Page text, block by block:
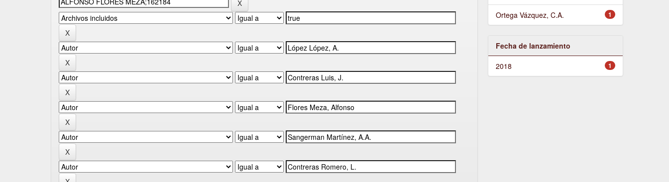
1
Ortega Vázquez, C.A.
Fecha de lanzamiento
1
2018